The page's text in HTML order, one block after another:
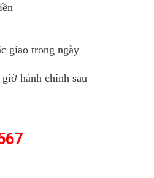
giao trong ngày
hành chính sau